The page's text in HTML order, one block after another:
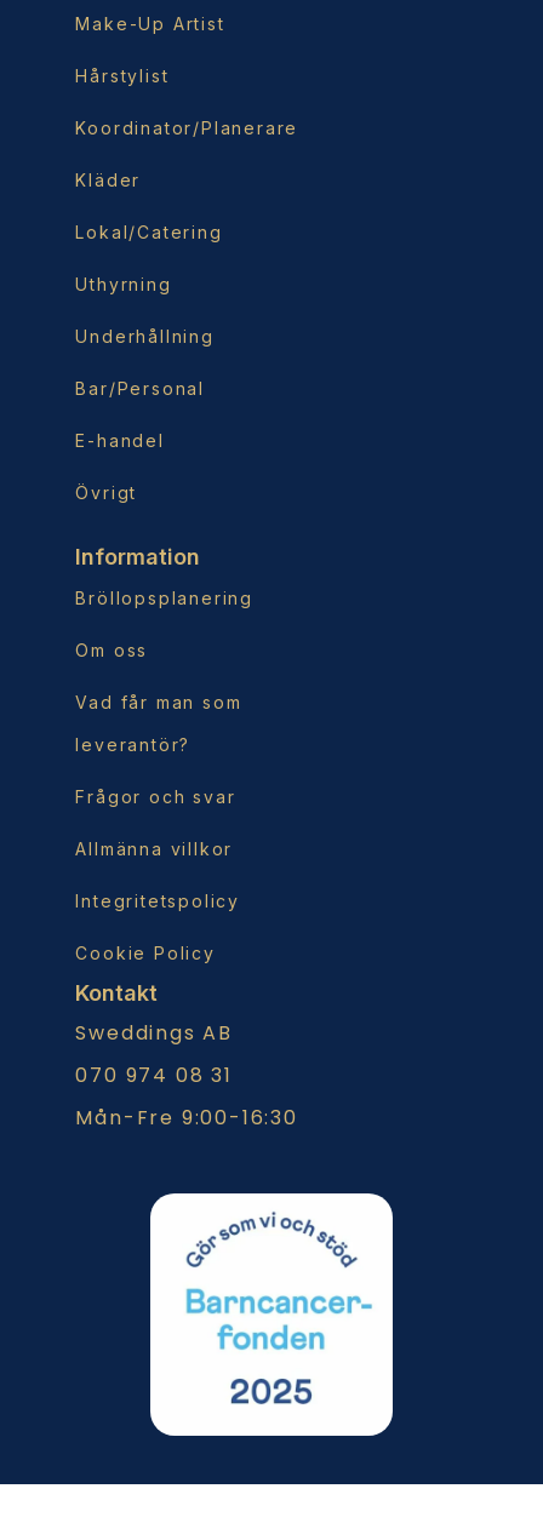
Make-Up Artist
Hårstylist
Koordinator/Planerare
Kläder
Lokal/Catering
Uthyrning
Underhållning
Bar/Personal
E-handel
Övrigt
Information
Bröllopsplanering
Om oss
Vad får man som
leverantör?
Frågor och svar
Allmänna villkor
Integritetspolicy
Cookie Policy
Kontakt
Sweddings AB
070 974 08 31
Mån-Fre 9:00-16:30